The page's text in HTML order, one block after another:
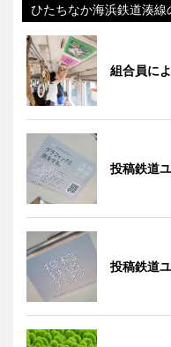
ひたちなか海浜鉄道湊線
組合員に
投稿鉄道
投稿鉄道